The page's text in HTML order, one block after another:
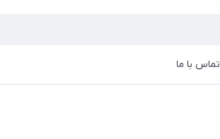
تماس با ما